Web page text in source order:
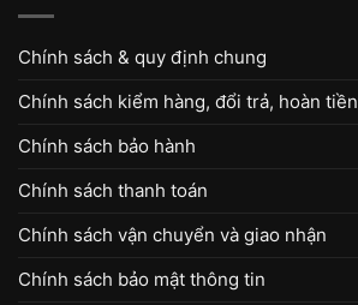
Chính sách & quy định chung
Chính sách kiểm hàng, đổi trả, hoàn tiền
Chính sách bảo hành
Chính sách thanh toán
Chính sách vận chuyển và giao nhận
Chính sách bảo mật thông tin